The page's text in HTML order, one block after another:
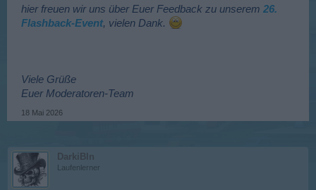
hier freuen wir uns über Euer Feedback zu unserem 26.
Flashback-Event, vielen Dank.
Viele Grüße
Euer Moderatoren-Team
18 Mai 2026
DarkiBln
Laufenlerner